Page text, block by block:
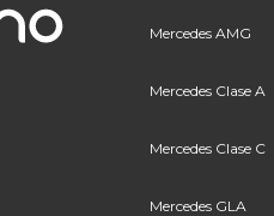
Mercedes AMG
Mercedes Clase A
Mercedes Clase C
Mercedes GLA